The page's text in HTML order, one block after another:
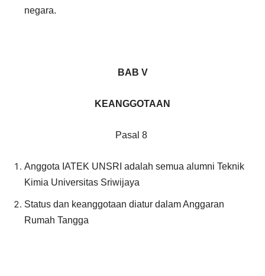
negara.
BAB V
KEANGGOTAAN
Pasal 8
Anggota IATEK UNSRI adalah semua alumni Teknik
Kimia Universitas Sriwijaya
Status dan keanggotaan diatur dalam Anggaran
Rumah Tangga